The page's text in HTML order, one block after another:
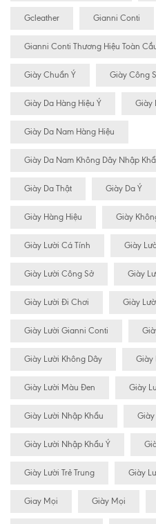
Gcleather Gianni Conti
Gianni Conti Thương Hiệu Toàn
Giày Chuẩn Ý Giày Công
Giày Da Hàng Hiệu Ý Giày
Giày Da Nam Hàng Hiệu
Giày Da Nam Không Dây Nhập
Giày Da Thật Giày Da Ý
Giày Hàng Hiệu Giày
Giày Lười Cá Tính Giày
Giày Lười Công Sở Giày
Giày Lười Đi Chơi Giày
Giày Lười Gianni Conti
Giày Lười Không Dây Giày
Giày Lười Màu Đen Giày
Giày Lười Nhập Khẩu
Giày Lười Nhập Khẩu Ý
Giày Lười Trẻ Trung Giày
Giay Mọi Giày Mọi